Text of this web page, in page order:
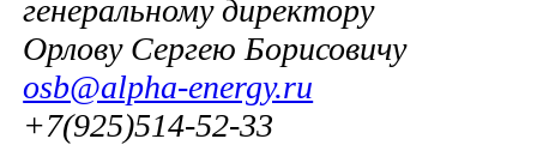
генеральному директору
Орлову Сергею Борисовичу
osb@alpha-energy.ru
+7(925)514-52-33